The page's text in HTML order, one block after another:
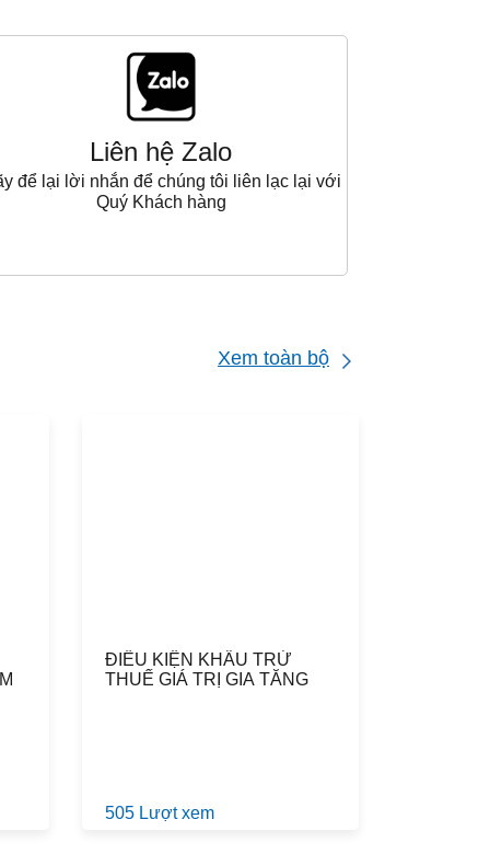
Liên hệ Zalo
để lại lời nhắn để chúng tôi liên lạc lại với
Quý Khách hàng
ĐIỀU KIỆN KHẤU TRỪ
THUẾ GIÁ TRỊ GIA TĂNG
505 Lượt xem
Xem toàn bộ